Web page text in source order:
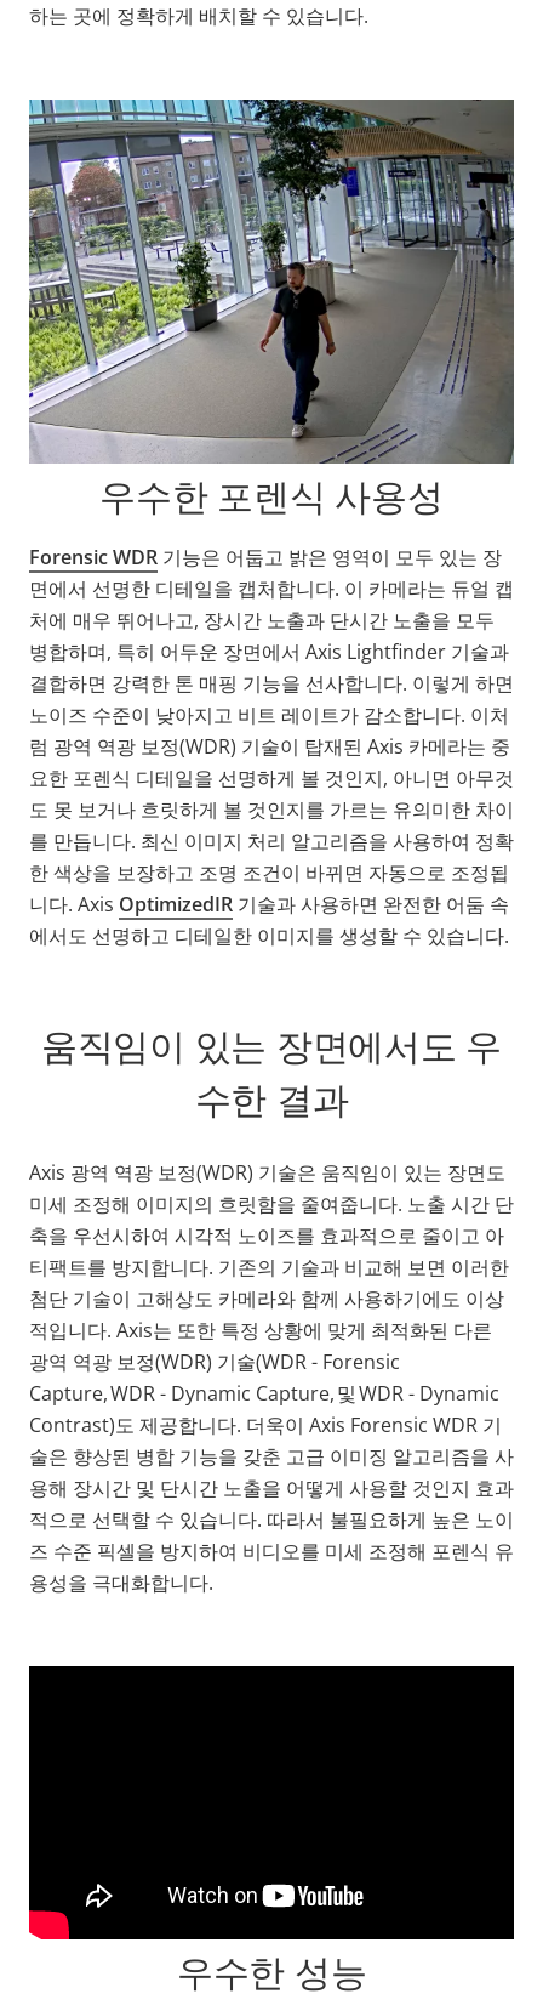
하는 곳에 정확하게 배치할 수 있습니다.
우수한 포렌식 사용성
Forensic WDR 기능은 어둡고 밝은 영역이 모두 있는 장
면에서 선명한 디테일을 캡처합니다. 이 카메라는 듀얼 캡
처에 매우 뛰어나고, 장시간 노출과 단시간 노출을 모두
병합하며, 특히 어두운 장면에서 Axis Lightfinder 기술과
결합하면 강력한 톤 매핑 기능을 선사합니다. 이렇게 하면
노이즈 수준이 낮아지고 비트 레이트가 감소합니다. 이처
럼 광역 역광 보정(WDR) 기술이 탑재된 Axis 카메라는 중
요한 포렌식 디테일을 선명하게 볼 것인지, 아니면 아무것
도 못 보거나 흐릿하게 볼 것인지를 가르는 유의미한 차이
를 만듭니다. 최신 이미지 처리 알고리즘을 사용하여 정확
한 색상을 보장하고 조명 조건이 바뀌면 자동으로 조정됩
니다. Axis OptimizedIR 기술과 사용하면 완전한 어둠 속
에서도 선명하고 디테일한 이미지를 생성할 수 있습니다.
움직임이 있는 장면에서도 우
수한 결과
Axis 광역 역광 보정(WDR) 기술은 움직임이 있는 장면도
미세 조정해 이미지의 흐릿함을 줄여줍니다. 노출 시간 단
축을 우선시하여 시각적 노이즈를 효과적으로 줄이고 아
티팩트를 방지합니다. 기존의 기술과 비교해 보면 이러한
첨단 기술이 고해상도 카메라와 함께 사용하기에도 이상
적입니다. Axis는 또한 특정 상황에 맞게 최적화된 다른
광역 역광 보정(WDR) 기술(WDR - Forensic
Capture, WDR - Dynamic Capture, 및 WDR - Dynamic
Contrast)도 제공합니다. 더욱이 Axis Forensic WDR 기
술은 향상된 병합 기능을 갖춘 고급 이미징 알고리즘을 사
용해 장시간 및 단시간 노출을 어떻게 사용할 것인지 효과
적으로 선택할 수 있습니다. 따라서 불필요하게 높은 노이
즈 수준 픽셀을 방지하여 비디오를 미세 조정해 포렌식 유
용성을 극대화합니다.
우수한 성능